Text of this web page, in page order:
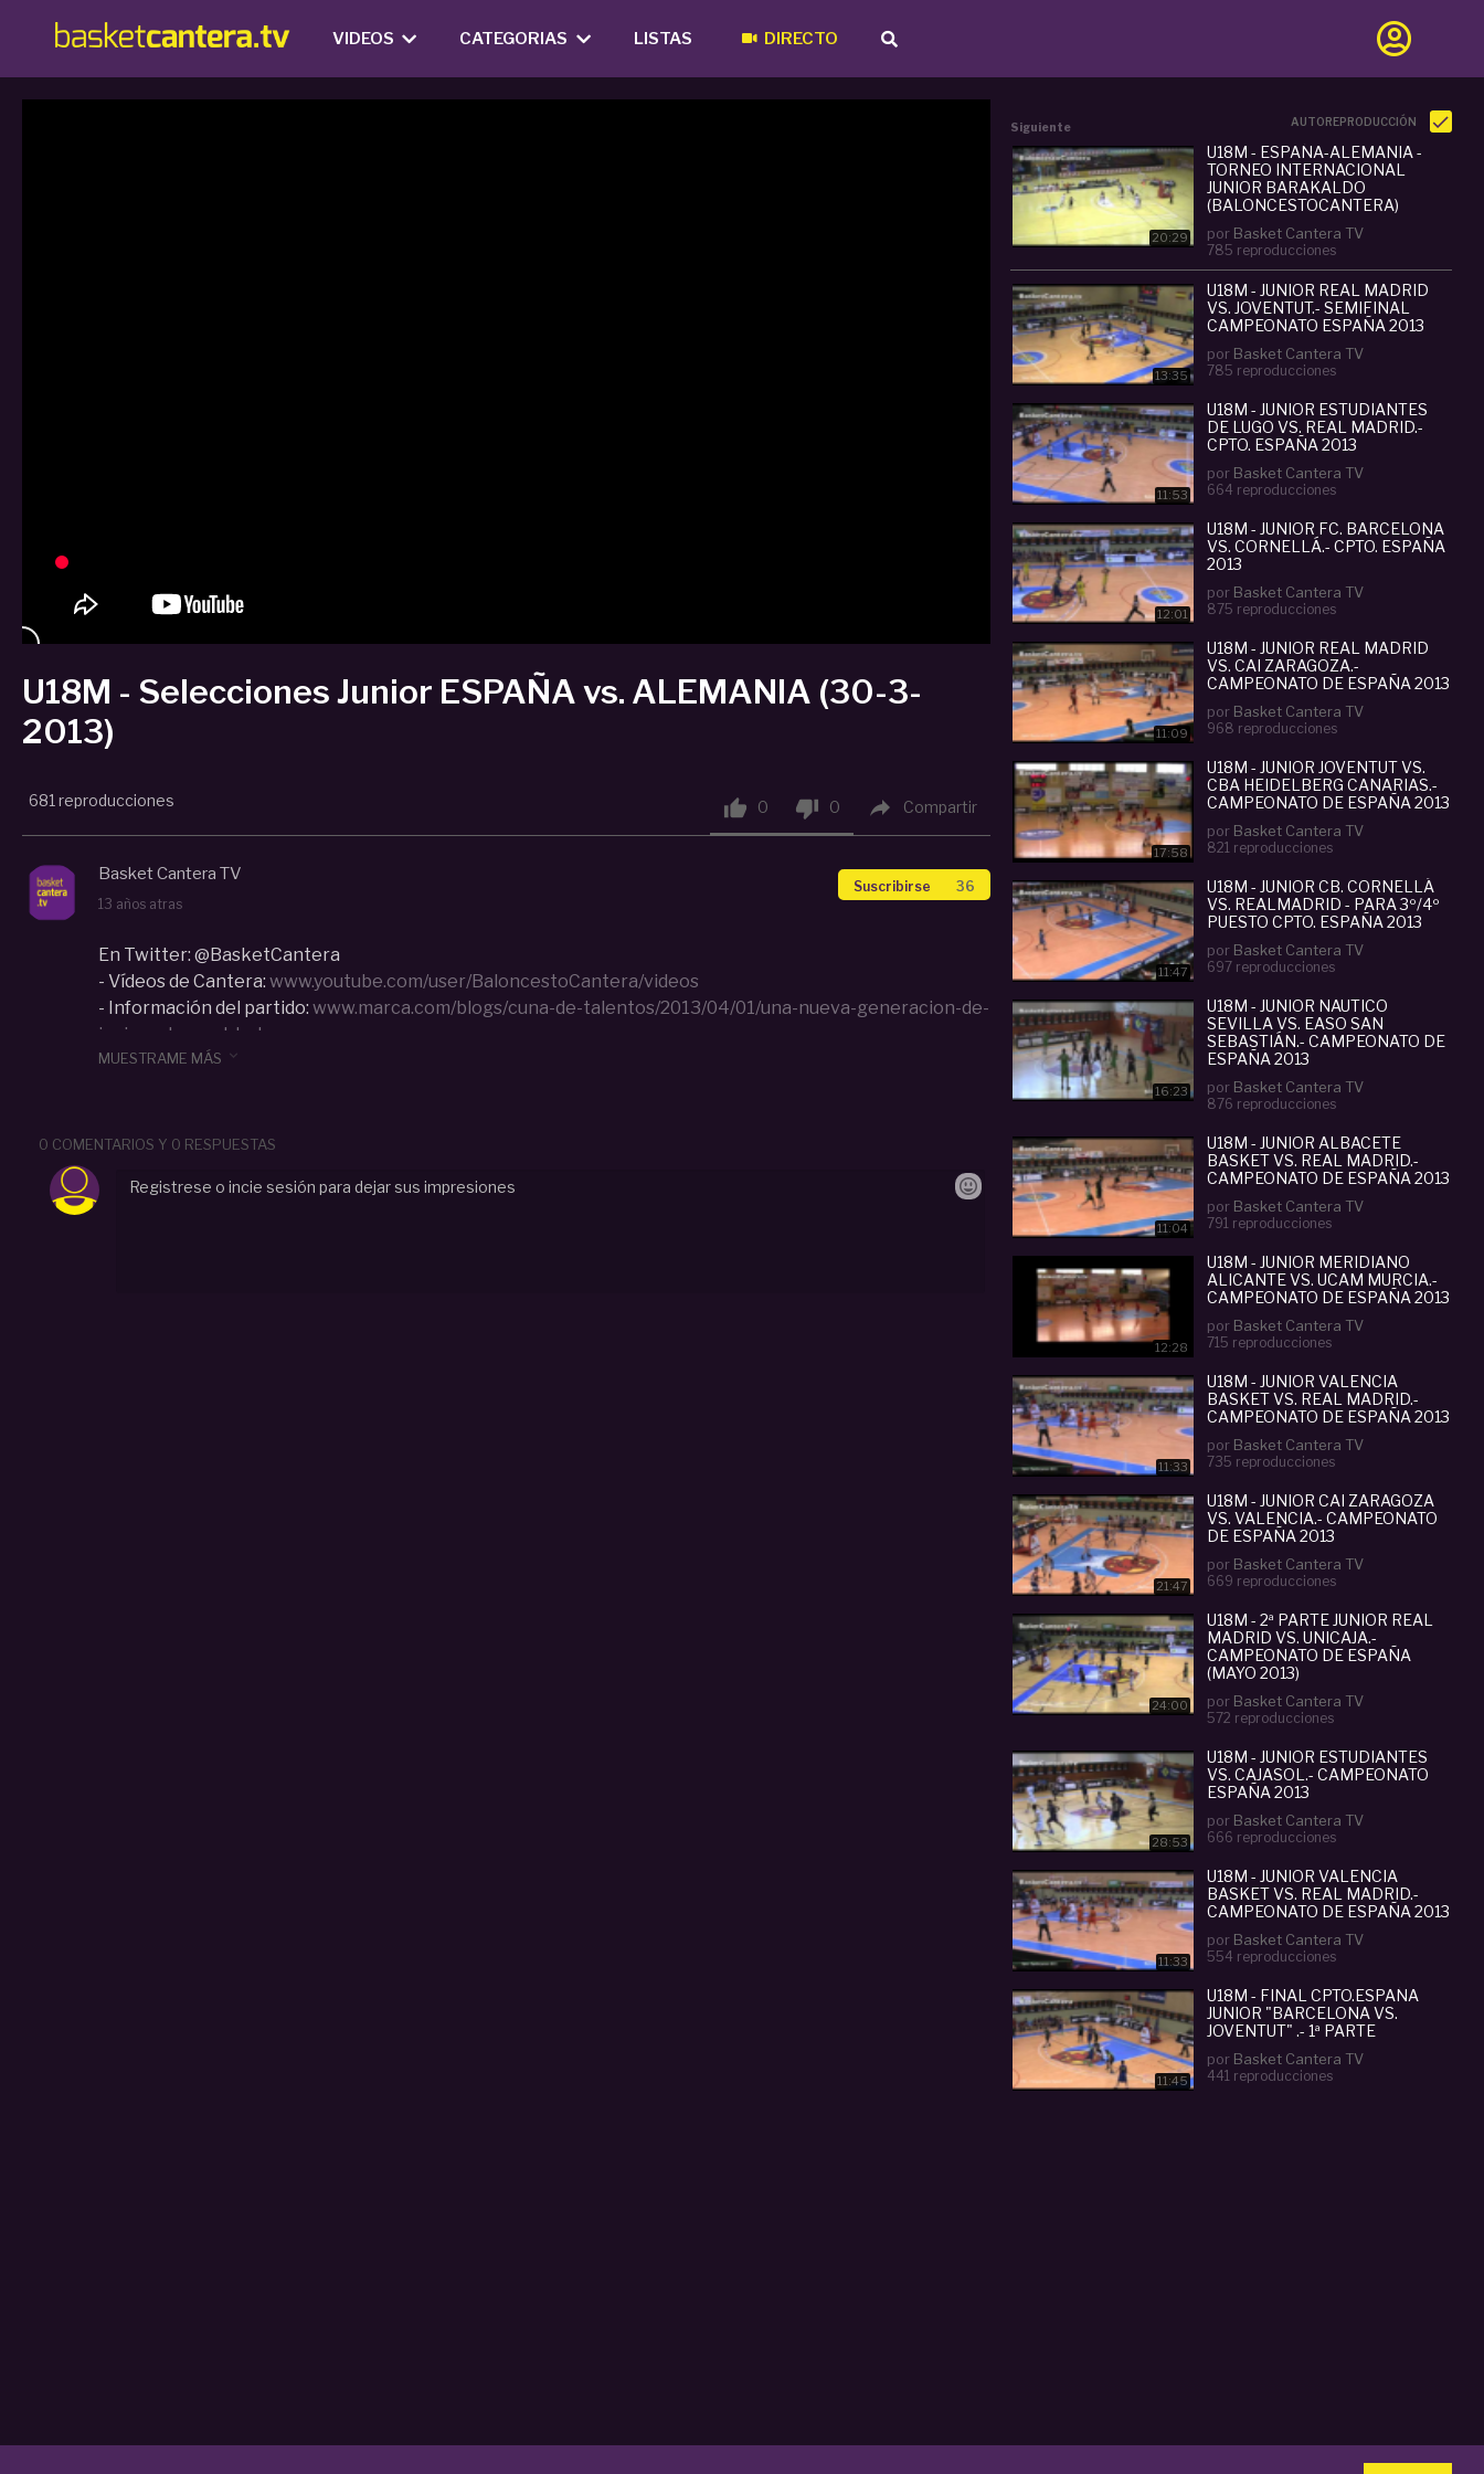
VIDEOS CATEGORIAS LISTAS DIRECTO
U18M - Selecciones Junior ESPAÑA vs. ALEMANIA (30-3-
2013)
681 reproducciones  0  0  Compartir
Basket Cantera TV
13 años atras
Suscribirse 36
En Twitter: @BasketCantera
- Vídeos de Cantera: www.youtube.com/user/BaloncestoCantera/videos
- Información del partido: www.marca.com/blogs/cuna-de-talentos/2013/04/01/una-nueva-generacion-de-
juniors-de-oro.html
MUESTRAME MÁS 
Siguiente AUTOREPRODUCCIÓN
20:29
U18M - ESPAÑA-ALEMANIA -
TORNEO INTERNACIONAL
JUNIOR BARAKALDO
(BALONCESTOCANTERA)
por Basket Cantera TV
785 reproducciones
13:35
U18M - JUNIOR REAL MADRID
VS. JOVENTUT.- SEMIFINAL
CAMPEONATO ESPAÑA 2013
por Basket Cantera TV
785 reproducciones
11:53
U18M - JUNIOR ESTUDIANTES
DE LUGO VS. REAL MADRID.-
CPTO. ESPAÑA 2013
por Basket Cantera TV
664 reproducciones
12:01
U18M - JUNIOR FC. BARCELONA
VS. CORNELLÁ.- CPTO. ESPAÑA
2013
por Basket Cantera TV
875 reproducciones
11:09
U18M - JUNIOR REAL MADRID
VS. CAI ZARAGOZA.-
CAMPEONATO DE ESPAÑA 2013
por Basket Cantera TV
968 reproducciones
17:58
U18M - JUNIOR JOVENTUT VS.
CBA HEIDELBERG CANARIAS.-
CAMPEONATO DE ESPAÑA 2013
por Basket Cantera TV
821 reproducciones
11:47
U18M - JUNIOR CB. CORNELLÁ
VS. REALMADRID - PARA 3º/4º
PUESTO CPTO. ESPAÑA 2013
por Basket Cantera TV
697 reproducciones
16:23
U18M - JUNIOR NAUTICO
SEVILLA VS. EASO SAN
SEBASTIÁN.- CAMPEONATO DE
ESPAÑA 2013
por Basket Cantera TV
876 reproducciones
11:04
U18M - JUNIOR ALBACETE
BASKET VS. REAL MADRID.-
CAMPEONATO DE ESPAÑA 2013
por Basket Cantera TV
791 reproducciones
12:28
U18M - JUNIOR MERIDIANO
ALICANTE VS. UCAM MURCIA.-
CAMPEONATO DE ESPAÑA 2013
por Basket Cantera TV
715 reproducciones
11:33
U18M - JUNIOR VALENCIA
BASKET VS. REAL MADRID.-
CAMPEONATO DE ESPAÑA 2013
por Basket Cantera TV
735 reproducciones
21:47
U18M - JUNIOR CAI ZARAGOZA
VS. VALENCIA.- CAMPEONATO
DE ESPAÑA 2013
por Basket Cantera TV
669 reproducciones
24:00
U18M - 2ª PARTE JUNIOR REAL
MADRID VS. UNICAJA.-
CAMPEONATO DE ESPAÑA
(MAYO 2013)
por Basket Cantera TV
572 reproducciones
28:53
U18M - JUNIOR ESTUDIANTES
VS. CAJASOL.- CAMPEONATO
ESPAÑA 2013
por Basket Cantera TV
666 reproducciones
11:33
U18M - JUNIOR VALENCIA
BASKET VS. REAL MADRID.-
CAMPEONATO DE ESPAÑA 2013
por Basket Cantera TV
554 reproducciones
11:45
U18M - FINAL CPTO.ESPAÑA
JUNIOR "BARCELONA VS.
JOVENTUT" .- 1ª PARTE
por Basket Cantera TV
441 reproducciones
0 COMENTARIOS Y 0 RESPUESTAS